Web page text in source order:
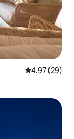
4,97 de uma
4,97 (29)